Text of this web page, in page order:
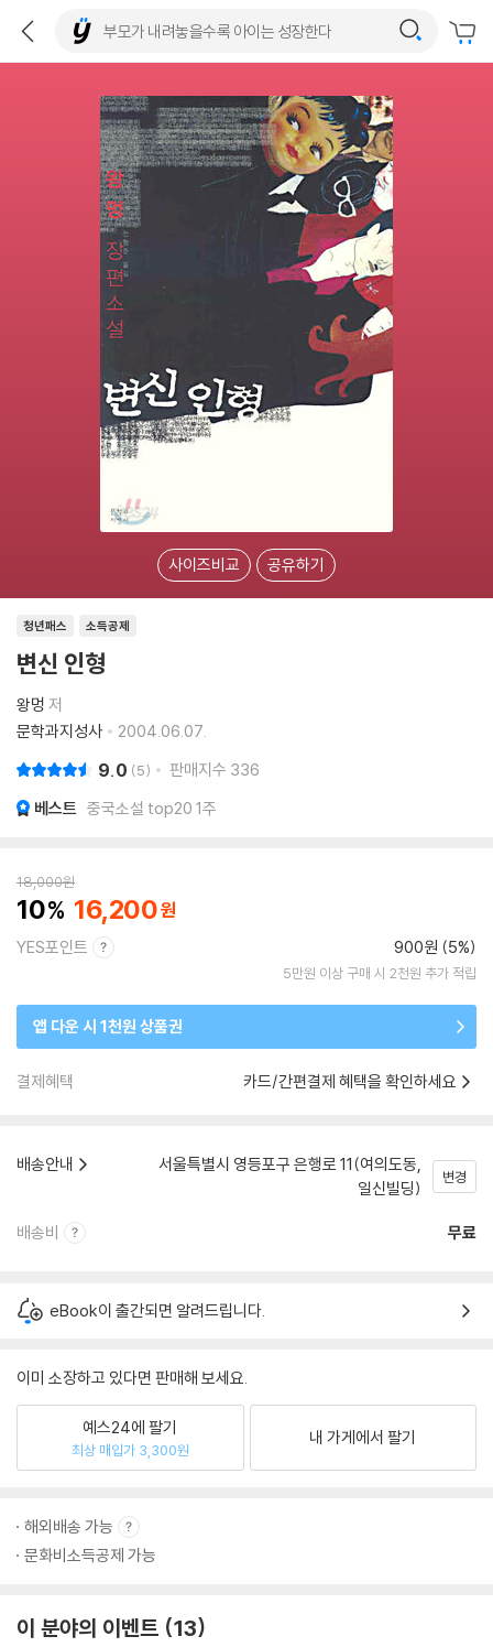
사이즈비교 공유하기
소득공제
청년패스
변신 인형
왕멍 저
문학과지성사
2004.06.07.
9.0 5 판매지수 336
베스트 중국소설 top20 1주
18,000원
10 16,200
YES포인트 900원 (5%)
5만원 이상 구매 시 2천원 추가 적립
앱 다운 시 1천원 상품권
결제혜택 카드/간편결제 혜택을 확인하세요
배송안내
서울특별시 영등포구 은행로 11(여의도동,
일신빌딩)
변경
배송비 무료
eBook이 출간되면 알려드립니다.
이미 소장하고 있다면 판매해 보세요.
예스24에 팔기
최상 매입가 3,300원
내 가게에서 팔기
해외배송 가능
문화비소득공제 가능
이 분야의 이벤트 13